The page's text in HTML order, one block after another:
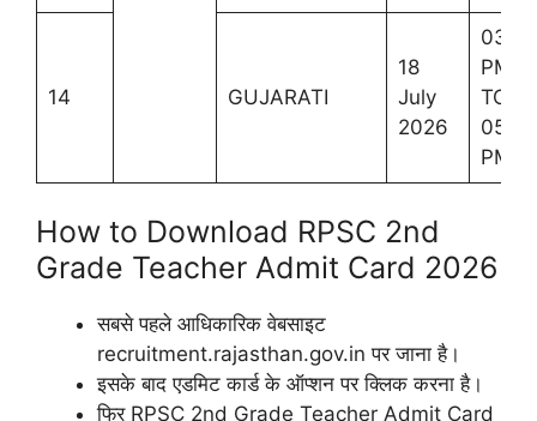
14 GUJARATI
18
July
2026
PM
TO
05:30
PM
How to Download RPSC 2nd
Grade Teacher Admit Card 2026
सबसे पहले आधिकारिक वेबसाइट
recruitment.rajasthan.gov.in पर जाना है।
इसके बाद एडमिट कार्ड के ऑप्शन पर क्लिक करना है।
फिर RPSC 2nd Grade Teacher Admit Card